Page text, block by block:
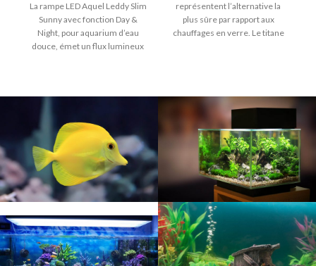
La rampe LED Aquel Leddy Slim
Sunny avec fonction Day &
Night, pour aquarium d’eau
douce, émet un flux lumineux
représentent l’alternative la
plus sûre par rapport aux
chauffages en verre. Le titane